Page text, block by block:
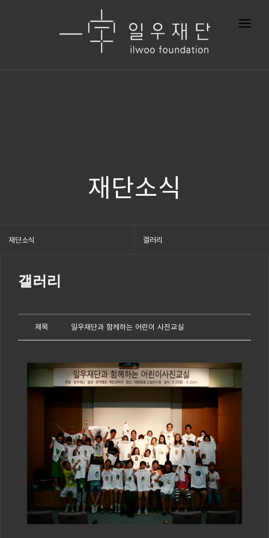
재단소식
재단소식 갤러리
갤러리
제목 일우재단과 함께하는 어린이 사진교실